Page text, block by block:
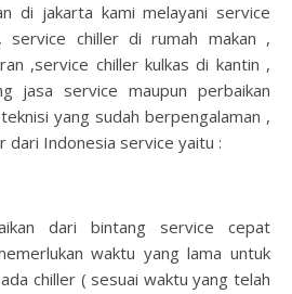
di jakarta kami melayani service
service chiller di rumah makan ,
,service chiller kulkas di kantin ,
jasa service maupun perbaikan
yang sudah berpengalaman ,
dari Indonesia service yaitu :
dari bintang service cepat
waktu yang lama untuk
chiller ( sesuai waktu yang telah